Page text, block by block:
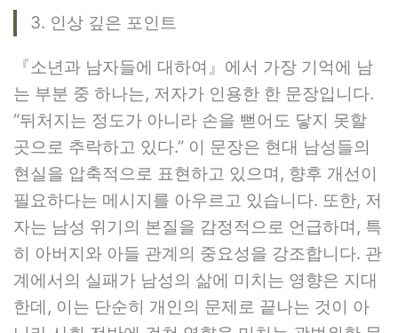
3. 인상 깊은 포인트
『소년과 남자들에 대하여』에서 가장 기억에 남
는 부분 중 하나는, 저자가 인용한 한 문장입니다.
“뒤처지는 정도가 아니라 손을 뻗어도 닿지 못할
곳으로 추락하고 있다.” 이 문장은 현대 남성들의
현실을 압축적으로 표현하고 있으며, 향후 개선이
필요하다는 메시지를 아우르고 있습니다. 또한, 저
자는 남성 위기의 본질을 감정적으로 언급하며, 특
히 아버지와 아들 관계의 중요성을 강조합니다. 관
계에서의 실패가 남성의 삶에 미치는 영향은 지대
한데, 이는 단순히 개인의 문제로 끝나는 것이 아